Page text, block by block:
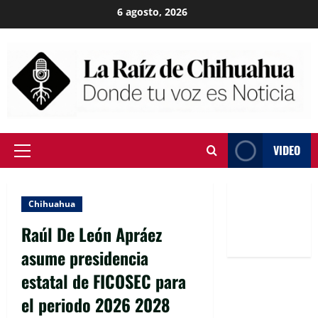
to
6 agosto, 2026
Primary
VIDEO
Chihuahua
Raúl De León Apráez
asume presidencia
estatal de FICOSEC para
el periodo 2026 2028